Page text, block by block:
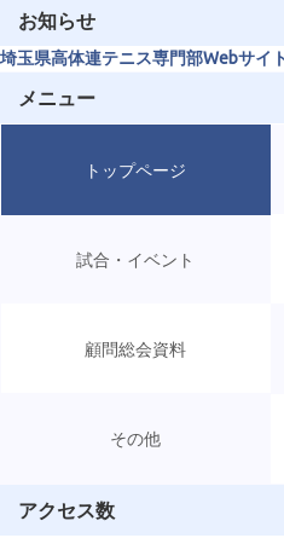
お知らせ
埼玉県高体連テニス専門部Webサイ
メニュー
トップページ
試合・イベント
顧問総会資料
その他
アクセス数